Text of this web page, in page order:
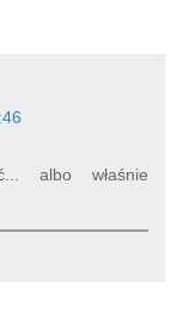
albo właśnie